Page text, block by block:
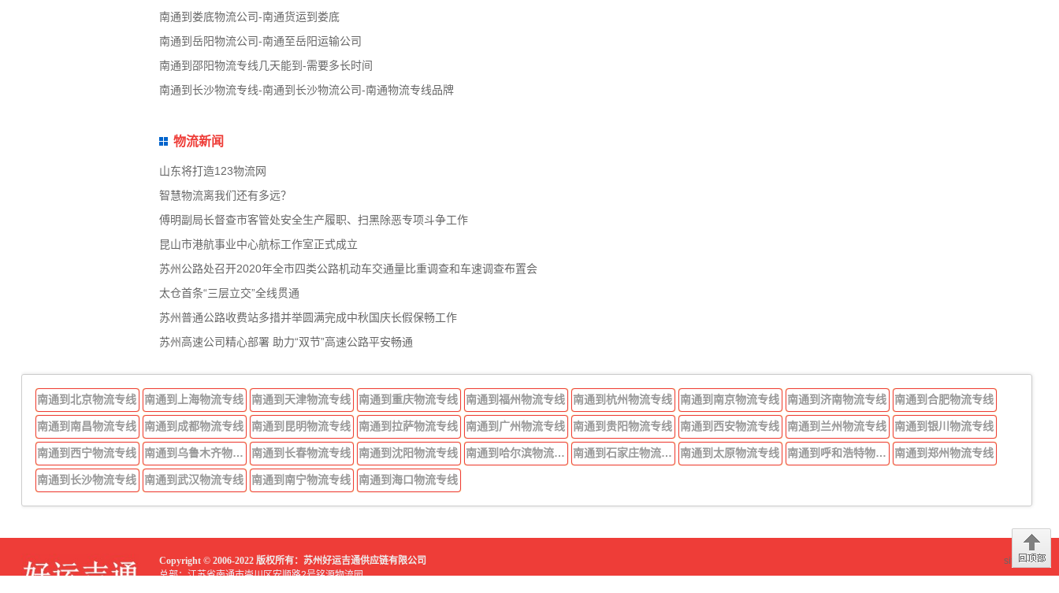
南通到娄底物流公司-南通货运到娄底
南通到岳阳物流公司-南通至岳阳运输公司
南通到邵阳物流专线几天能到-需要多长时间
南通到长沙物流专线-南通到长沙物流公司-南通物流专线品牌
物流新闻
山东将打造123物流网
智慧物流离我们还有多远？
傅明副局长督查市客管处安全生产履职、扫黑除恶专项斗争工作
昆山市港航事业中心航标工作室正式成立
苏州公路处召开2020年全市四类公路机动车交通量比重调查和车速调查布置会
太仓首条“三层立交”全线贯通
苏州普通公路收费站多措并举圆满完成中秋国庆长假保畅工作
苏州高速公司精心部署 助力“双节”高速公路平安畅通
南通到北京物流专线 南通到上海物流专线 南通到天津物流专线 南通到重庆物流专线 南通到福州物流专线 南通到杭州物流专线 南通到南京物流专线 南通到济南物流专线 南通到合肥物流专线
南通到南昌物流专线 南通到成都物流专线 南通到昆明物流专线 南通到拉萨物流专线 南通到广州物流专线 南通到贵阳物流专线 南通到西安物流专线 南通到兰州物流专线 南通到银川物流专线
南通到西宁物流专线 南通到乌鲁木齐物流专线 南通到长春物流专线 南通到沈阳物流专线 南通到哈尔滨物流专线 南通到石家庄物流专线 南通到太原物流专线 南通到呼和浩特物流专线 南通到郑州物流专线
南通到长沙物流专线 南通到武汉物流专线 南通到南宁物流专线 南通到海口物流专线
sitemap
Copyright © 2006-2022 版权所有：苏州好运吉通供应链有限公司
总部：江苏省南通市崇川区安顺路2号铭源物流园